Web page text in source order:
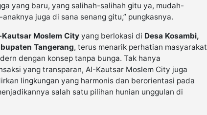
yang baru, yang salihah-salihah gitu ya, mudah-
juga di sana senang gitu,” pungkasnya.
Moslem City yang berlokasi di Desa Kosambi,
Tangerang, terus menarik perhatian masyarakat
dengan konsep tanpa bunga. Tak hanya
yang transparan, Al-Kautsar Moslem City juga
lingkungan yang harmonis dan berorientasi pada
salah satu pilihan hunian unggulan di